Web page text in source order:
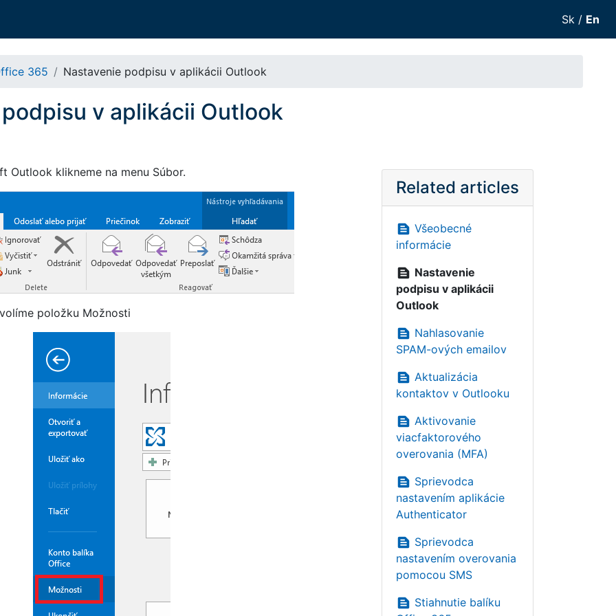
Sk / En
365 Nastavenie podpisu v aplikácii Outlook
v aplikácii Outlook
Outlook klikneme na menu Súbor.
položku Možnosti
Related articles
text_snippet Všeobecné
informácie
text_snippet Nastavenie
podpisu v aplikácii
Outlook
text_snippet Nahlasovanie
SPAM-ových emailov
text_snippet Aktualizácia
kontaktov v Outlooku
text_snippet Aktivovanie
viacfaktorového
overovania (MFA)
text_snippet Sprievodca
nastavením aplikácie
Authenticator
text_snippet Sprievodca
nastavením overovania
pomocou SMS
text_snippet Stiahnutie balíku